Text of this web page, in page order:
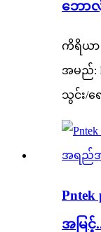
ဘော
ကိရိယာ
အမည်:
သွင်း/ရ
အမြင့်